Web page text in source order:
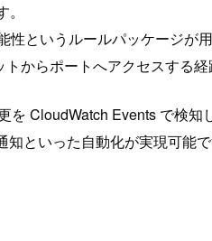
というルールパッケージが用
からポートへアクセスする経
を CloudWatch Events で検知
といった自動化が実現可能で